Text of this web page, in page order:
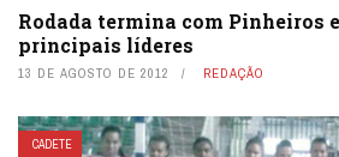
Rodada termina com Pinheiros
principais líderes
13 DE AGOSTO DE 2012 REDAÇÃO
CADETE